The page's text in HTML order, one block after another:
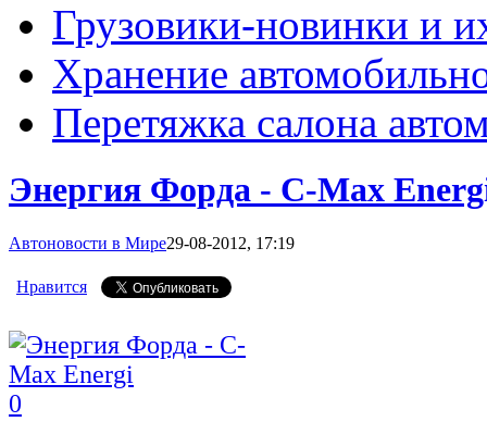
Грузовики-новинки и
Хранение
Перетяжка салона
Энергия Форда - C-Max
Автоновости в Мире29-08-2012, 17:19
Нравится
0